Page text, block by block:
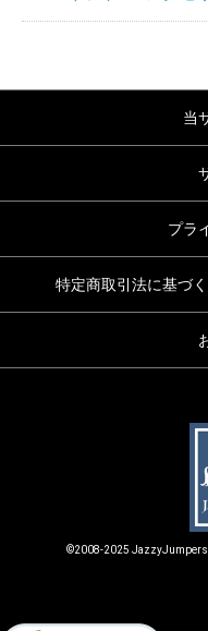
当
プラ
特定商取引法に基づ
©2008-2025 JazzyJumpers